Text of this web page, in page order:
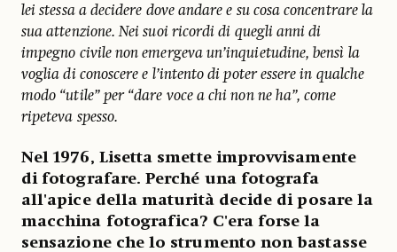
lei stessa a decidere dove andare e su cosa concentrare la
sua attenzione. Nei suoi ricordi di quegli anni di
impegno civile non emergeva un’inquietudine, bensì la
voglia di conoscere e l’intento di poter essere in qualche
modo “utile” per “dare voce a chi non ne ha”, come
ripeteva spesso.
Nel 1976, Lisetta smette improvvisamente
di fotografare. Perché una fotografa
all'apice della maturità decide di posare la
macchina fotografica? C'era forse la
sensazione che lo strumento non bastasse